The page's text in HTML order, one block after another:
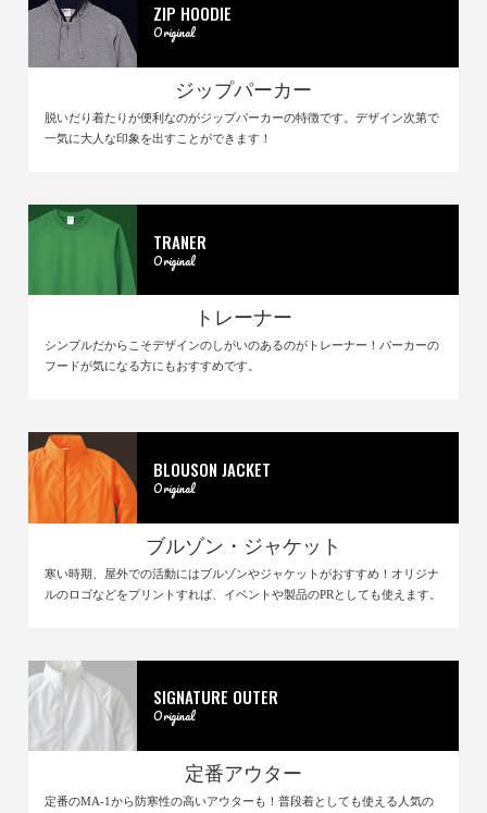
ZIP HOODIE
Original
ジップパーカー
脱いだり着たりが便利なのがジップパーカーの特徴です。デザイン次第で
一気に大人な印象を出すことができます！
TRANER
Original
トレーナー
シンプルだからこそデザインのしがいのあるのがトレーナー！パーカーの
フードが気になる方にもおすすめです。
BLOUSON JACKET
Original
ブルゾン・ジャケット
寒い時期、屋外での活動にはブルゾンやジャケットがおすすめ！オリジナ
ルのロゴなどをプリントすれば、イベントや製品のPRとしても使えます。
SIGNATURE OUTER
Original
定番アウター
定番のMA-1から防寒性の高いアウターも！普段着としても使える人気の